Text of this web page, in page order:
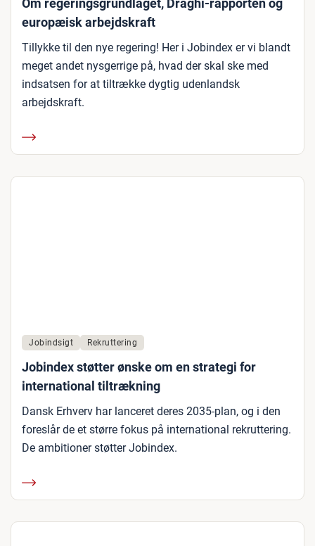
Om regeringsgrundlaget, Draghi-rapporten og
europæisk arbejdskraft
Tillykke til den nye regering! Her i Jobindex er vi blandt
meget andet nysgerrige på, hvad der skal ske med
indsatsen for at tiltrække dygtig udenlandsk
arbejdskraft.
Jobindsigt Rekruttering
Jobindex støtter ønske om en strategi for
international tiltrækning
Dansk Erhverv har lanceret deres 2035-plan, og i den
foreslår de et større fokus på international rekruttering.
De ambitioner støtter Jobindex.